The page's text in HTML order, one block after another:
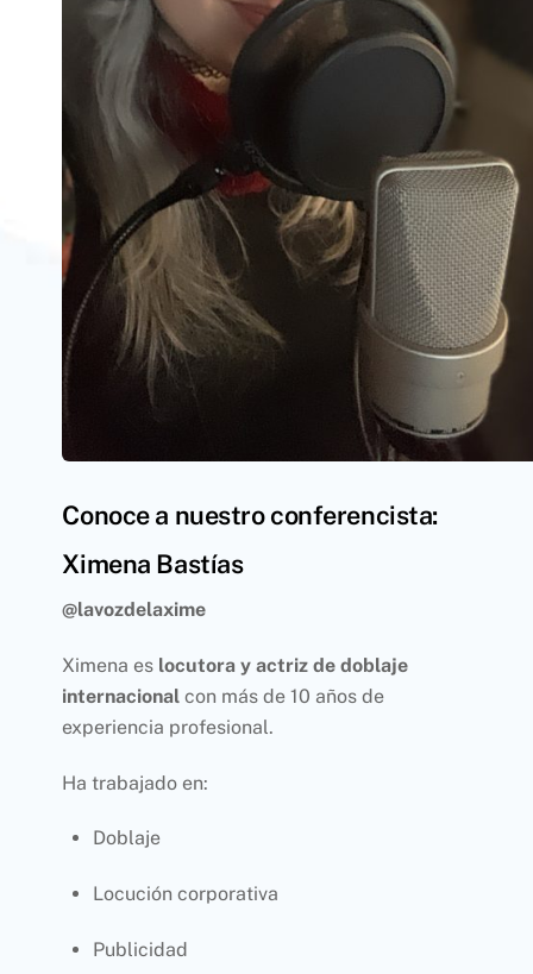
Conoce a nuestro conferencista:
Ximena Bastías
@lavozdelaxime
Ximena es locutora y actriz de doblaje
internacional con más de 10 años de
experiencia profesional.
Ha trabajado en:
Doblaje
Locución corporativa
Publicidad